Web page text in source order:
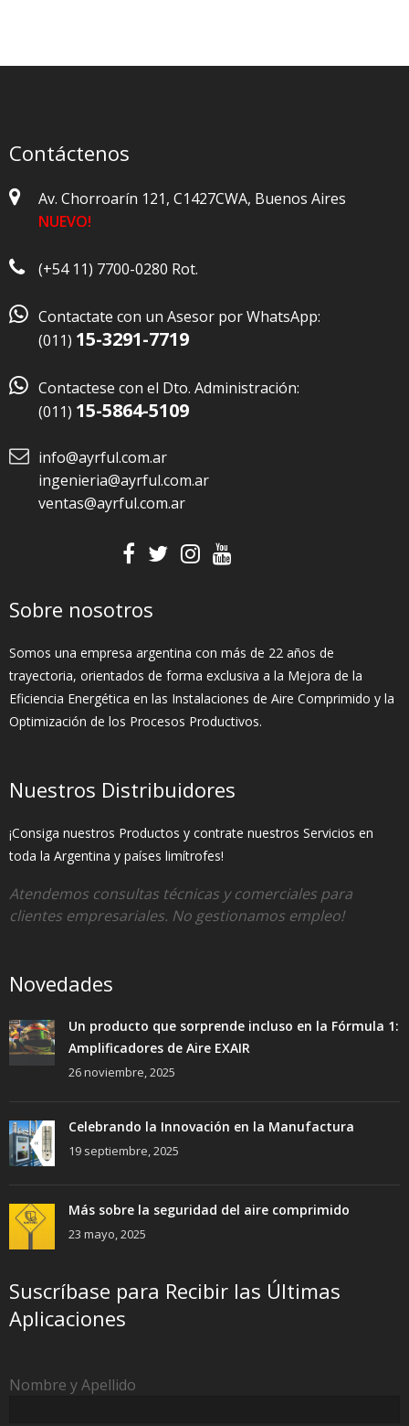
Contáctenos
Av. Chorroarín 121, C1427CWA, Buenos Aires
NUEVO!
(+54 11) 7700-0280 Rot.
 Contactate con un Asesor por WhatsApp:
(011) 15-3291-7719
 Contactese con el Dto. Administración:
(011) 15-5864-5109
info@ayrful.com.ar
ingenieria@ayrful.com.ar
ventas@ayrful.com.ar
Sobre nosotros
Somos una empresa argentina con más de 22 años de
trayectoria, orientados de forma exclusiva a la Mejora de la
Eficiencia Energética en las Instalaciones de Aire Comprimido y la
Optimización de los Procesos Productivos.
Nuestros Distribuidores
¡Consiga nuestros Productos y contrate nuestros Servicios en
toda la Argentina y países limítrofes!
Atendemos consultas técnicas y comerciales para
clientes empresariales. No gestionamos empleo!
Novedades
Un producto que sorprende incluso en la Fórmula 1:
Amplificadores de Aire EXAIR
26 noviembre, 2025
Celebrando la Innovación en la Manufactura
19 septiembre, 2025
Más sobre la seguridad del aire comprimido
23 mayo, 2025
Suscríbase para Recibir las Últimas
Aplicaciones
Nombre y Apellido